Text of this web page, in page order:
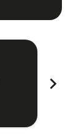
chevron_right